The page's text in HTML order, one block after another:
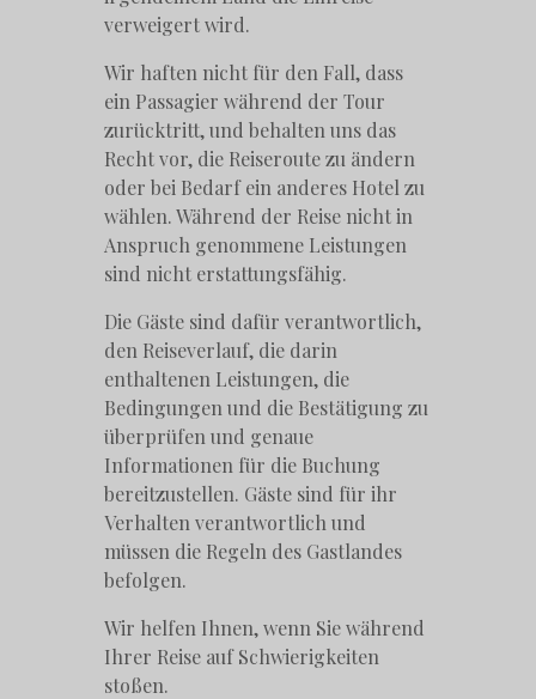
verweigert wird.
Wir haften nicht für den Fall, dass
ein Passagier während der Tour
zurücktritt, und behalten uns das
Recht vor, die Reiseroute zu ändern
oder bei Bedarf ein anderes Hotel zu
wählen. Während der Reise nicht in
Anspruch genommene Leistungen
sind nicht erstattungsfähig.
Die Gäste sind dafür verantwortlich,
den Reiseverlauf, die darin
enthaltenen Leistungen, die
Bedingungen und die Bestätigung zu
überprüfen und genaue
Informationen für die Buchung
bereitzustellen. Gäste sind für ihr
Verhalten verantwortlich und
müssen die Regeln des Gastlandes
befolgen.
Wir helfen Ihnen, wenn Sie während
Ihrer Reise auf Schwierigkeiten
stoßen.